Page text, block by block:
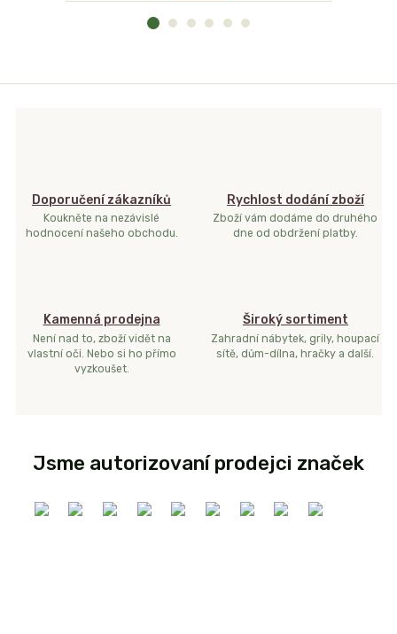
Doporučení zákazníků
Koukněte na nezávislé
hodnocení našeho obchodu.
Rychlost dodání zboží
Zboží vám dodáme do druhého
dne od obdržení platby.
Kamenná prodejna
Není nad to, zboží vidět na
vlastní oči. Nebo si ho přímo
vyzkoušet.
Široký sortiment
Zahradní nábytek, grily, houpací
sítě, dům-dílna, hračky a další.
Jsme autorizovaní prodejci značek